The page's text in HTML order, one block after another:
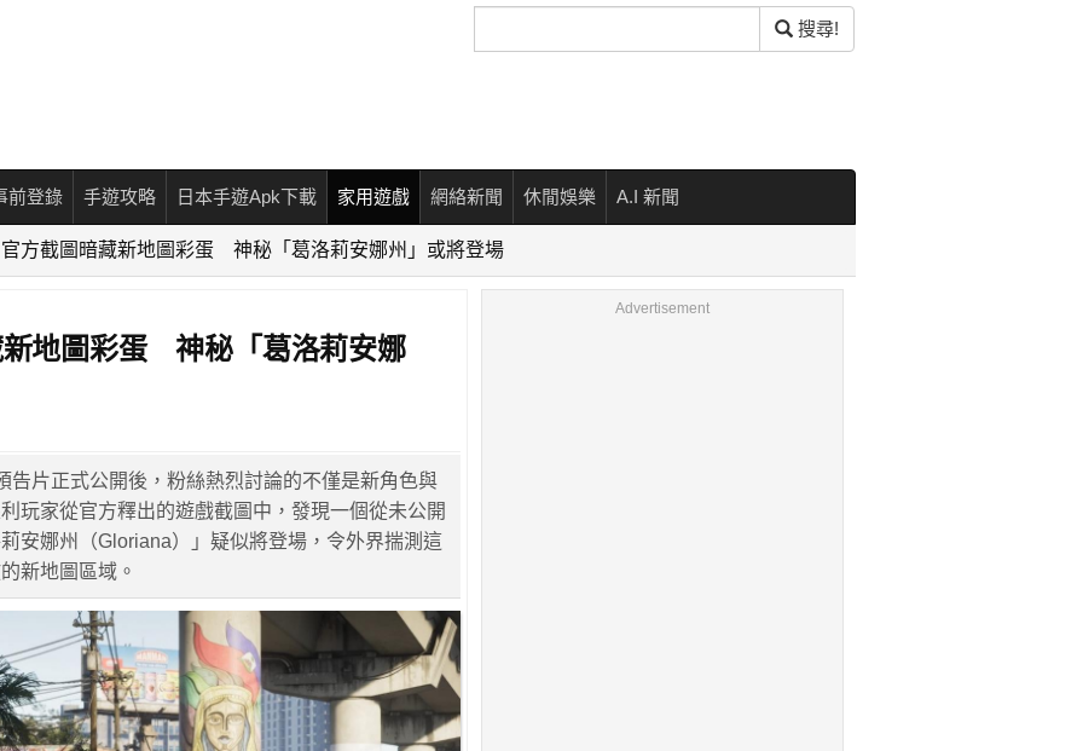
尋
搜尋!
前登錄 手遊攻略 日本手遊Apk下載 家用遊戲 網絡新聞 休閒娛樂 A.I 新聞
方截圖暗藏新地圖彩蛋 神秘「葛洛莉安娜州」或將登場
地圖彩蛋 神秘「葛洛莉安娜
告片正式公開後，粉絲熱烈討論的不僅是新角色與
玩家從官方釋出的遊戲截圖中，發現一個從未公開
安娜州（Gloriana）」疑似將登場，令外界揣測這
新地圖區域。
Advertisement